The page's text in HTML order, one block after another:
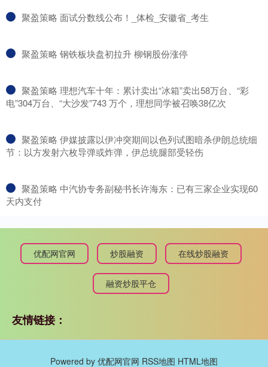
​聚盈策略 面试分数线公布！_体检_安徽省_考生
​聚盈策略 钢铁板块盘初拉升 柳钢股份涨停
​聚盈策略 理想汽车十年：累计卖出“冰箱”卖出58万台、“彩
电”304万台、“大沙发”743 万个，理想同学被召唤38亿次
​聚盈策略 伊媒披露以伊冲突期间以色列试图暗杀伊朗总统细
节：以方发射六枚导弹或炸弹，伊总统腿部受轻伤
​聚盈策略 中汽协专务副秘书长许海东：已有三家企业实现60
天内支付
优配网官网 炒股融资 在线炒股融资
融资炒股平仓
友情链接：
Powered by 优配网官网 RSS地图 HTML地图